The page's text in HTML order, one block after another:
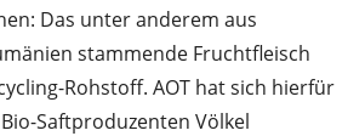
Das unter anderem aus
stammende Fruchtfleisch
Rohstoff. AOT hat sich hierfür
Saftproduzenten Völkel